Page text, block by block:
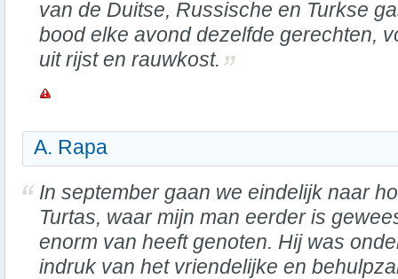
van de Duitse, Russische en Turkse
bood elke avond dezelfde gerechten,
uit rijst en rauwkost.
A. Rapa
In september gaan we eindelijk naar
Turtas, waar mijn man eerder is
enorm van heeft genoten. Hij was
indruk van het vriendelijke en